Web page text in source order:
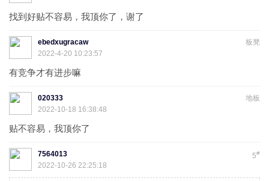
找到好贴不容易，我顶你了，谢了
板凳
ebedxugracaw
2022-4-20 10:23:57
有竞争才有进步嘛
地板
020333
2022-10-18 16:38:48
贴不容易，我顶你了
5#
7564013
2022-10-26 22:25:18